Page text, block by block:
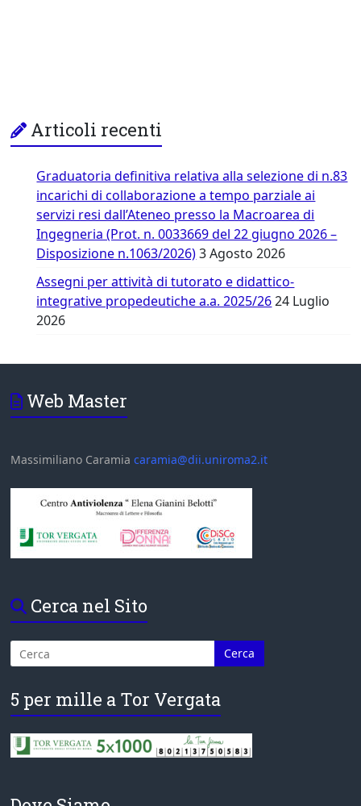
Articoli recenti
Graduatoria definitiva relativa alla selezione di n.83
incarichi di collaborazione a tempo parziale ai
servizi resi dall’Ateneo presso la Macroarea di
Ingegneria (Prot. n. 0033669 del 22 giugno 2026 –
Disposizione n.1063/2026) 3 Agosto 2026
Assegni per attività di tutorato e didattico-
integrative propedeutiche a.a. 2025/26 24 Luglio
2026
Web Master
Massimiliano Caramiacaramia@dii.uniroma2.it
Cerca nel Sito
5 per mille a Tor Vergata